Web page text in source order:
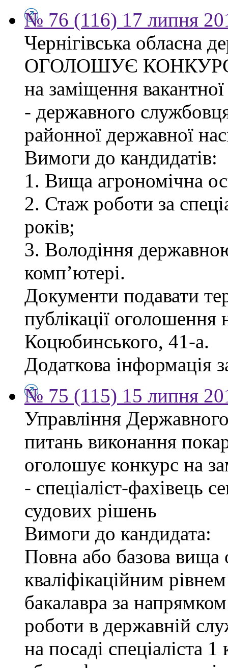
№ 76 (116) 17 липня
Чернігівська обласна
ОГОЛОШУЄ
на заміщення
- державного
районної державної
Вимоги до кандидатів:
1. Вища агрономічна
2. Стаж роботи за
років;
3. Володіння
комп’ютері.
Документи подавати
публікації оголошення
Коцюбинського, 41-а.
Додаткова інформація
№ 75 (115) 15 липня
Управління
питань виконання
оголошує конкурс на
- спеціаліст-фахівець
судових рішень
Вимоги до кандидата:
Повна або базова вища
кваліфікаційним
бакалавра за
роботи в державній
на посаді спеціаліста